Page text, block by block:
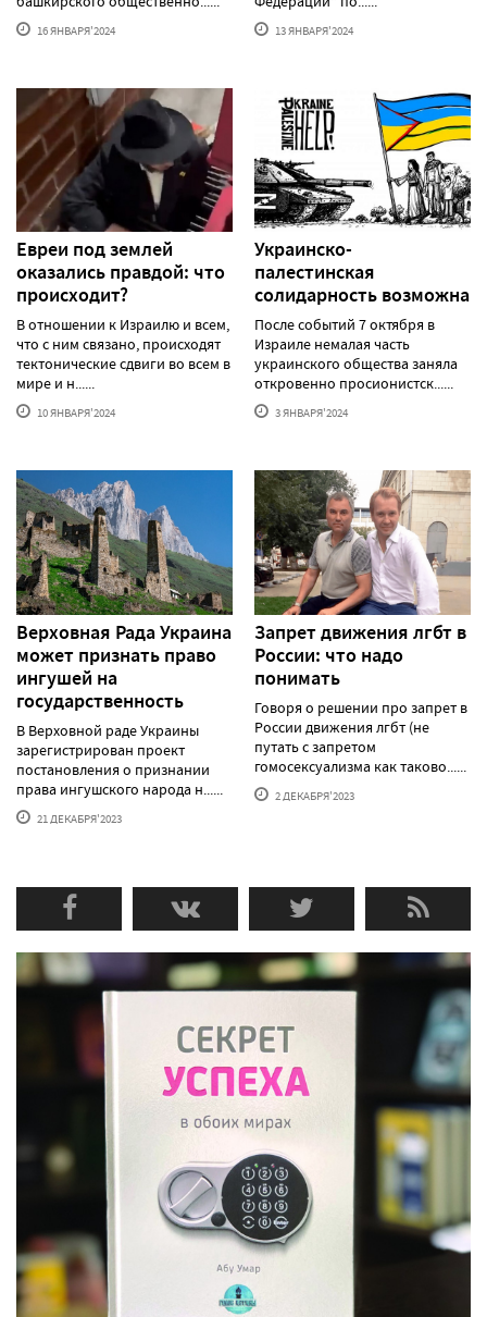
16 ЯНВАРЯ'2024 13 ЯНВАРЯ'2024
Евреи под землей
оказались правдой: что
происходит?
В отношении к Израилю и всем,
что с ним связано, происходят
тектонические сдвиги во всем в
мире и н......
10 ЯНВАРЯ'2024
Украинско-
палестинская
солидарность возможна
После событий 7 октября в
Израиле немалая часть
украинского общества заняла
откровенно просионистск......
3 ЯНВАРЯ'2024
Верховная Рада Украина
может признать право
ингушей на
государственность
В Верховной раде Украины
зарегистрирован проект
постановления о признании
права ингушского народа н......
21 ДЕКАБРЯ'2023
Запрет движения лгбт в
России: что надо
понимать
Говоря о решении про запрет в
России движения лгбт (не
путать с запретом
гомосексуализма как таково......
2 ДЕКАБРЯ'2023